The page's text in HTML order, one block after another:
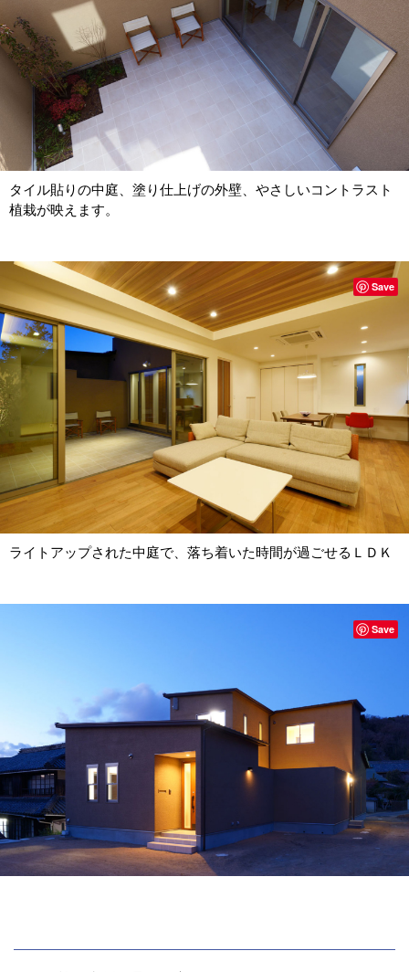
タイル貼りの中庭、塗り仕上げの外壁、やさしいコントラスト
植栽が映えます。
ライトアップされた中庭で、落ち着いた時間が過ごせるＬＤＫ
Save
Save